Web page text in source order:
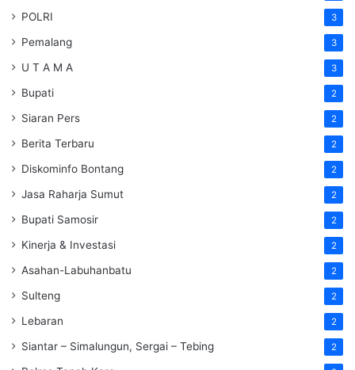
POLRI 3
Pemalang 3
U T A M A 3
Bupati 2
Siaran Pers 2
Berita Terbaru 2
Diskominfo Bontang 2
Jasa Raharja Sumut 2
Bupati Samosir 2
Kinerja & Investasi 2
Asahan-Labuhanbatu 2
Sulteng 2
Lebaran 2
Siantar – Simalungun, Sergai – Tebing 2